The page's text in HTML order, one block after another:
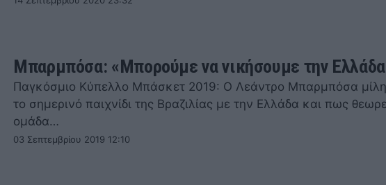
Μπαρμπόσα: «Μπορούμε να νικήσουμε την
Παγκόσμιο Κύπελλο Μπάσκετ 2019: Ο Λεάντρο Μπαρμπόσα
το σημερινό παιχνίδι της Βραζιλίας με την Ελλάδα και πως
ομάδα…
03 Σεπτεμβρίου 2019 12:10